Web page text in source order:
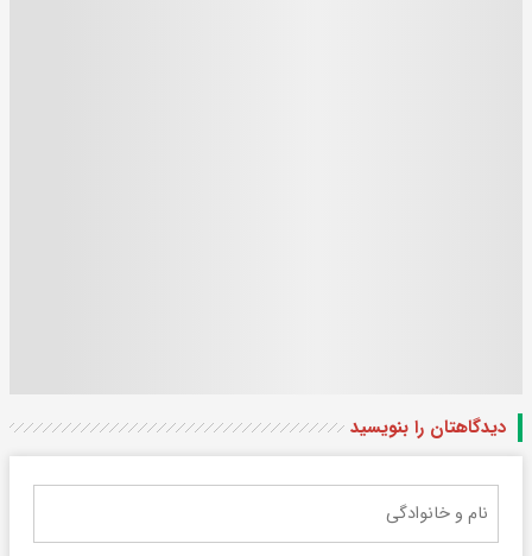
دیدگاهتان را بنویسید